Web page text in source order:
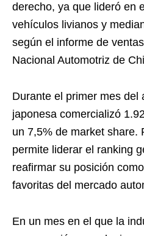
derecho, ya que lideró en
vehículos livianos y
según el informe de
Nacional Automotriz de
Durante el primer mes del
japonesa comercializó
un 7,5% de market share.
permite liderar el ranking
reafirmar su posición
favoritas del mercado
En un mes en el que la